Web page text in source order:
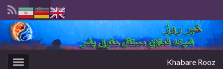
Toggle
search
form
Search for:
Khabare Rooz